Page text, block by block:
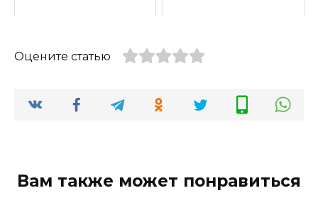
Оцените статью
Вам также может понравиться